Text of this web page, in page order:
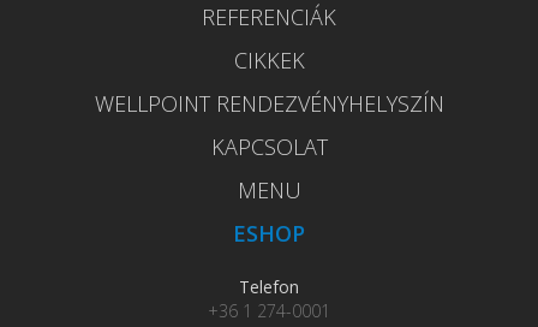
REFERENCIÁK
CIKKEK
WELLPOINT RENDEZVÉNYHELYSZÍN
KAPCSOLAT
MENU
ESHOP
Telefon
+36 1 274-0001